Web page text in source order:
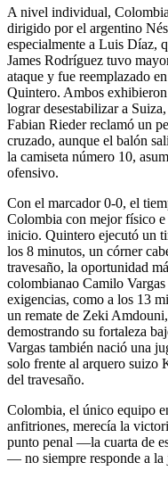
A nivel individual,
dirigido por el argentino
especialmente a Luis Díaz,
James Rodríguez tuvo
ataque y fue reemplazado
Quintero. Ambos
lograr desestabilizar a
Fabian Rieder reclamó un
cruzado, aunque el balón
la camiseta número 10,
ofensivo.
Con el marcador 0-0, el
Colombia con mejor físico
inicio. Quintero ejecutó un
los 8 minutos, un córner
travesaño, la oportunidad
colombianao Camilo
exigencias, como a los 13
un remate de Zeki
demostrando su fortaleza
Vargas también nació una
solo frente al arquero suizo
del travesaño.
Colombia, el único equipo
anfitriones, merecía la
punto penal —la cuarta de
— no siempre responde a la